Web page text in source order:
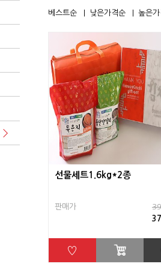
베스트순 낮은가격순 높은
선물세트1.6kg*2종
판매가
♡